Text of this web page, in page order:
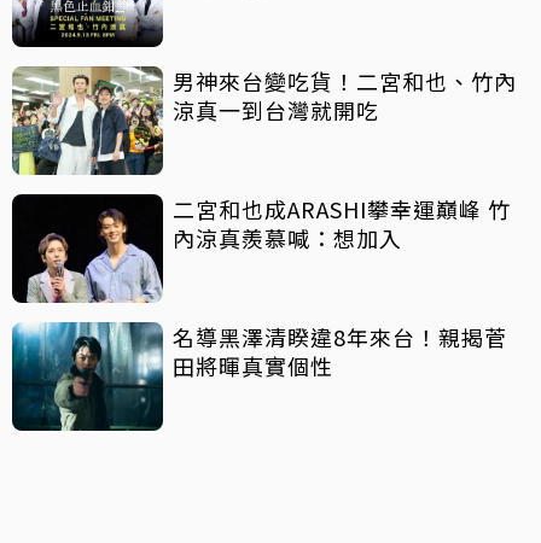
男神來台變吃貨！二宮和也、竹內
涼真一到台灣就開吃
二宮和也成ARASHI攀幸運巔峰 竹
內涼真羨慕喊：想加入
名導黑澤清睽違8年來台！親揭菅
田將暉真實個性